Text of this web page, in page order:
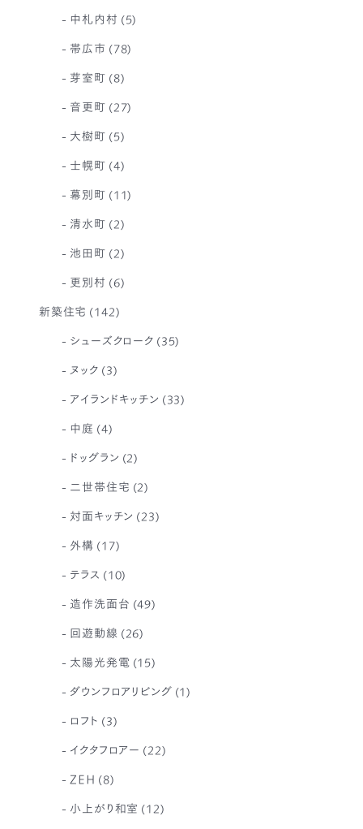
中札内村 (5)
帯広市 (78)
芽室町 (8)
音更町 (27)
大樹町 (5)
士幌町 (4)
幕別町 (11)
清水町 (2)
池田町 (2)
更別村 (6)
新築住宅 (142)
シューズクローク (35)
ヌック (3)
アイランドキッチン (33)
中庭 (4)
ドッグラン (2)
二世帯住宅 (2)
対面キッチン (23)
外構 (17)
テラス (10)
造作洗面台 (49)
回遊動線 (26)
太陽光発電 (15)
ダウンフロアリビング (1)
ロフト (3)
イクタフロアー (22)
ZEH (8)
小上がり和室 (12)